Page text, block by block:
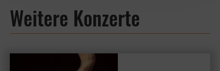
Weitere Konzerte